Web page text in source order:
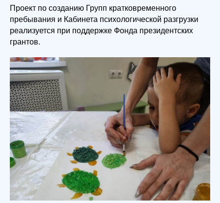
Проект по созданию Групп кратковременного
пребывания и Кабинета психологической разгрузки
реализуется при поддержке Фонда президентских
грантов.